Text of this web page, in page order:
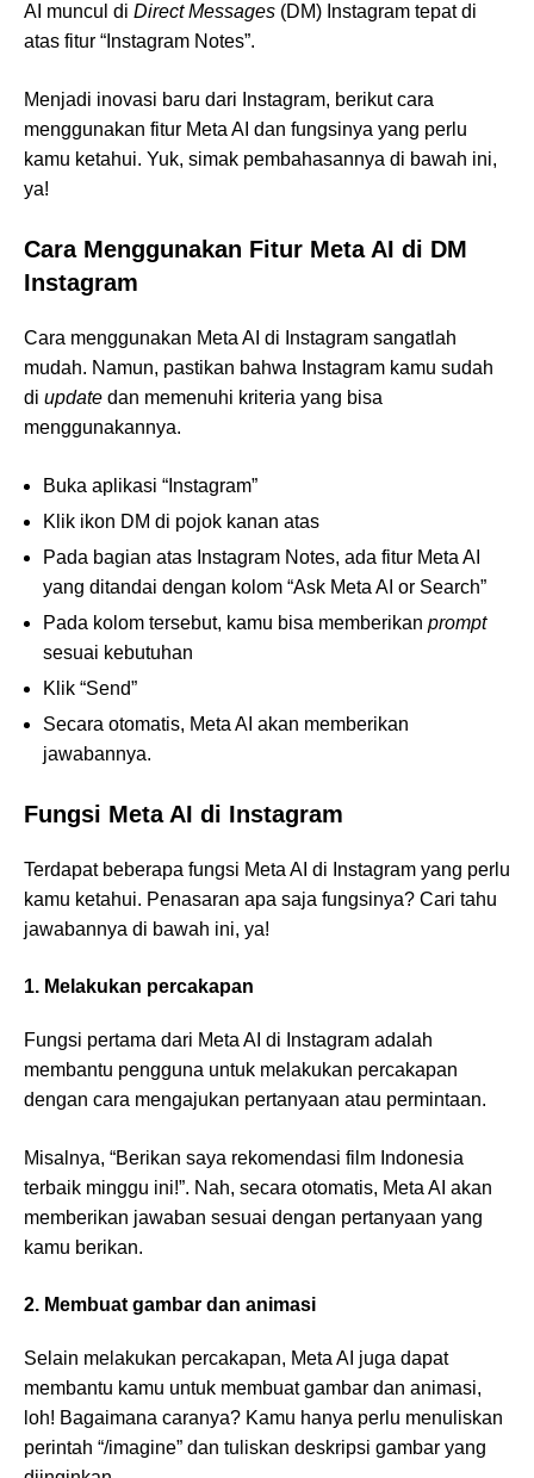
AI muncul di Direct Messages (DM) Instagram tepat di
atas fitur “Instagram Notes”.
Menjadi inovasi baru dari Instagram, berikut cara
menggunakan fitur Meta AI dan fungsinya yang perlu
kamu ketahui. Yuk, simak pembahasannya di bawah ini,
ya!
Cara Menggunakan Fitur Meta AI di DM
Instagram
Cara menggunakan Meta AI di Instagram sangatlah
mudah. Namun, pastikan bahwa Instagram kamu sudah
di update dan memenuhi kriteria yang bisa
menggunakannya.
Buka aplikasi “Instagram”
Klik ikon DM di pojok kanan atas
Pada bagian atas Instagram Notes, ada fitur Meta AI
yang ditandai dengan kolom “Ask Meta AI or Search”
Pada kolom tersebut, kamu bisa memberikan prompt
sesuai kebutuhan
Klik “Send”
Secara otomatis, Meta AI akan memberikan
jawabannya.
Fungsi Meta AI di Instagram
Terdapat beberapa fungsi Meta AI di Instagram yang perlu
kamu ketahui. Penasaran apa saja fungsinya? Cari tahu
jawabannya di bawah ini, ya!
1. Melakukan percakapan
Fungsi pertama dari Meta AI di Instagram adalah
membantu pengguna untuk melakukan percakapan
dengan cara mengajukan pertanyaan atau permintaan.
Misalnya, “Berikan saya rekomendasi film Indonesia
terbaik minggu ini!”. Nah, secara otomatis, Meta AI akan
memberikan jawaban sesuai dengan pertanyaan yang
kamu berikan.
2. Membuat gambar dan animasi
Selain melakukan percakapan, Meta AI juga dapat
membantu kamu untuk membuat gambar dan animasi,
loh! Bagaimana caranya? Kamu hanya perlu menuliskan
perintah “/imagine” dan tuliskan deskripsi gambar yang